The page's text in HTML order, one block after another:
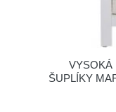
VYSOKÁ
ŠUPLÍKY